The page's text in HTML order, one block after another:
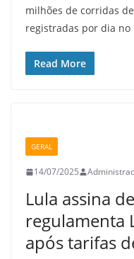
milhões de corridas
registradas por dia no
Read More
GERAL
14/07/2025
Lula assina
regulamenta
após tarifas